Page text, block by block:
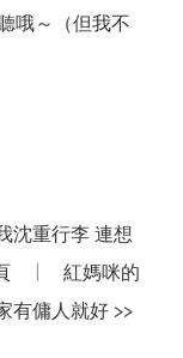
哦～（但我不
沈重行李 連想
紅媽咪的
有傭人就好 >>